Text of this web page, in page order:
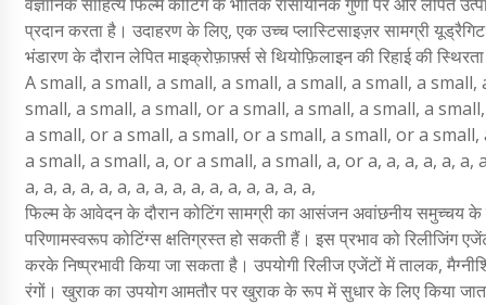
वैज्ञानिक साहित्य फिल्म कोटिंग के भौतिक रासायनिक गुणों पर और लेपित
प्रदान करता है। उदाहरण के लिए, एक उच्च प्लास्टिसाइज़र सामग्री
भंडारण के दौरान लेपित माइक्रोफ़ार्फ़्स से थियोफ़िलाइन की रिहाई की
A small, a small, a small, a small, a small, a small, a
small, a small, a small, or a small, a small, a small, a
a small, or a small, a small, or a small, a small, or a
a small, a small, a, or a small, a small, a, or a, a, a, a, a, a,
a, a, a, a, a, a, a, a, a, a, a, a, a, a, a, a,
फिल्म के आवेदन के दौरान कोटिंग सामग्री का आसंजन अवांछनीय समुच्चय
परिणामस्वरूप कोटिंग्स क्षतिग्रस्त हो सकती हैं। इस प्रभाव को रिलीजिंग
करके निष्प्रभावी किया जा सकता है। उपयोगी रिलीज एजेंटों में तालक,
रंगों। खुराक का उपयोग आमतौर पर खुराक के रूप में सुधार के लिए किया